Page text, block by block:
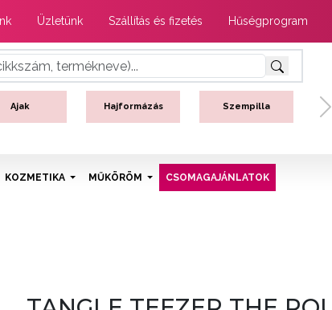
Üzletünk Szállítás és fizetés Hűségprogram
Ajak Hajformázás Szempilla
KOZMETIKA MŰKÖRÖM CSOMAGAJÁNLATOK